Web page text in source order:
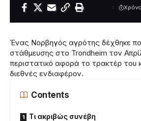
Ένας Νορβηγός αγρότης δέχθηκε
στάθμευσης στο Trondheim τον
περιστατικό αφορά το τρακτέρ του
διεθνές ενδιαφέρον.
Contents
Τι ακριβώς συνέβη